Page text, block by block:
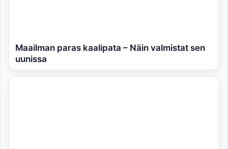
Maailman paras kaalipata – Näin valmistat sen
uunissa